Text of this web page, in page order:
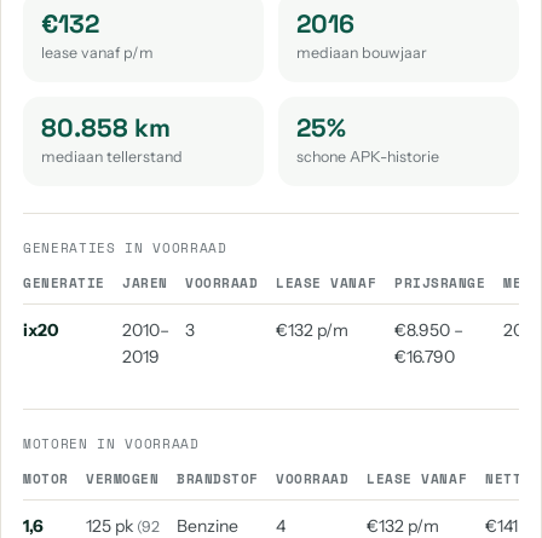
€132
lease vanaf p/m
2016
mediaan bouwjaar
80.858 km
mediaan tellerstand
25%
schone APK-historie
GENERATIES IN VOORRAAD
GENERATIE
JAREN VOORRAAD LEASE VANAF PRIJSRANGE
ix20
2010–
2019
3 €132 p/m
€8.950 –
€16.790
2016
MOTOREN IN VOORRAAD
MOTOR
VERMOGEN BRANDSTOF VOORRAAD LEASE VANAF NETTO
1,6 125 pk (92
Benzine 4 €132 p/m €141